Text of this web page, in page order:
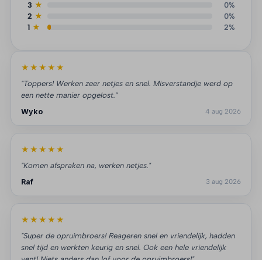
3 ★
0%
2 ★
0%
1 ★ 2%
★★★★★
"Toppers! Werken zeer netjes en snel. Misverstandje werd op
een nette manier opgelost."
Wyko
4 aug 2026
★★★★★
"Komen afspraken na, werken netjes."
Raf
3 aug 2026
★★★★★
"Super de opruimbroers! Reageren snel en vriendelijk, hadden
snel tijd en werkten keurig en snel. Ook een hele vriendelijk